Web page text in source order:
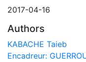
2017-04-16
Authors
KABACHE Taieb
Encadreur: